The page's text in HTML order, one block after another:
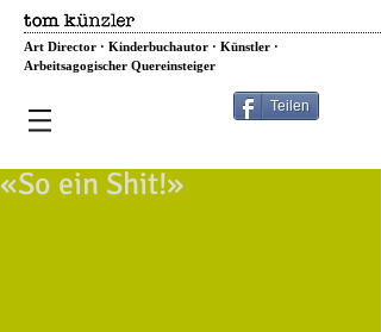
Teilen
Art Director · Kinderbuchautor · Künstler ·
Arbeitsagogischer Quereinsteiger
«So ein Shit!»